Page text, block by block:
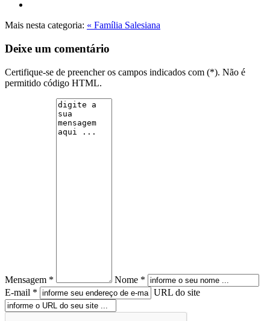
Mais nesta categoria: « Família Salesiana
Deixe um comentário
Certifique-se de preencher os campos indicados com (*). Não é
permitido código HTML.
Mensagem *
Nome *
E-mail *
URL do site